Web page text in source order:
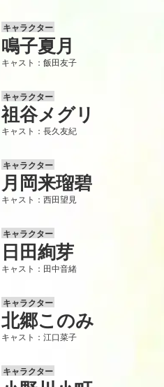
キャラクター
鳴子夏月
キャスト：飯田友子
キャラクター
祖谷メグリ
キャスト：長久友紀
キャラクター
月岡来瑠碧
キャスト：西田望見
キャラクター
日田絢芽
キャスト：田中音緒
キャラクター
北郷このみ
キャスト：江口菜子
キャラクター